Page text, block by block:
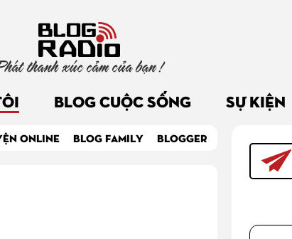
thanh xúc cảm của bạn !
BLOG CUỘC SỐNG SỰ KIỆN
ONLINE BLOG FAMILY BLOGGER